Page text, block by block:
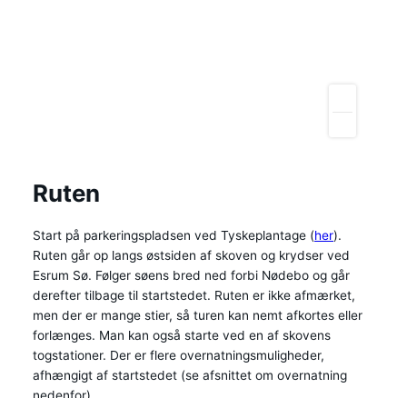
Ruten
Start på parkeringspladsen ved Tyskeplantage (her).
Ruten går op langs østsiden af skoven og krydser ved
Esrum Sø. Følger søens bred ned forbi Nødebo og går
derefter tilbage til startstedet. Ruten er ikke afmærket,
men der er mange stier, så turen kan nemt afkortes eller
forlænges. Man kan også starte ved en af skovens
togstationer. Der er flere overnatningsmuligheder,
afhængigt af startstedet (se afsnittet om overnatning